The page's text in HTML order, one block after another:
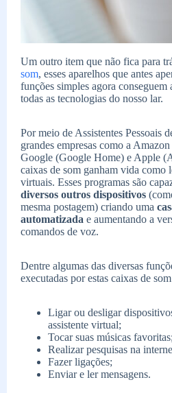
Um outro item que não fica para
som, esses aparelhos que antes
funções simples agora
todas as tecnologias do nosso lar.
Por meio de Assistentes Pessoais
grandes empresas como a
Google (Google Home) e Apple
caixas de som ganham vida como
virtuais. Esses programas são
diversos outros dispositivos
mesma postagem) criando uma
automatizada e aumentando a
comandos de voz.
Dentre algumas das diversas
executadas por estas caixas de
Ligar ou desligar
assistente virtual;
Tocar suas músicas favoritas;
Realizar pesquisas na
Fazer ligações;
Enviar e ler mensagens.